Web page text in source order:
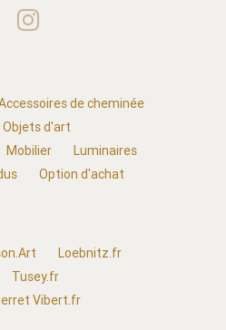
de cheminée
Objets d'art
Mobilier
Luminaires
Option d'achat
Loebnitz.fr
Tusey.fr
Vibert.fr